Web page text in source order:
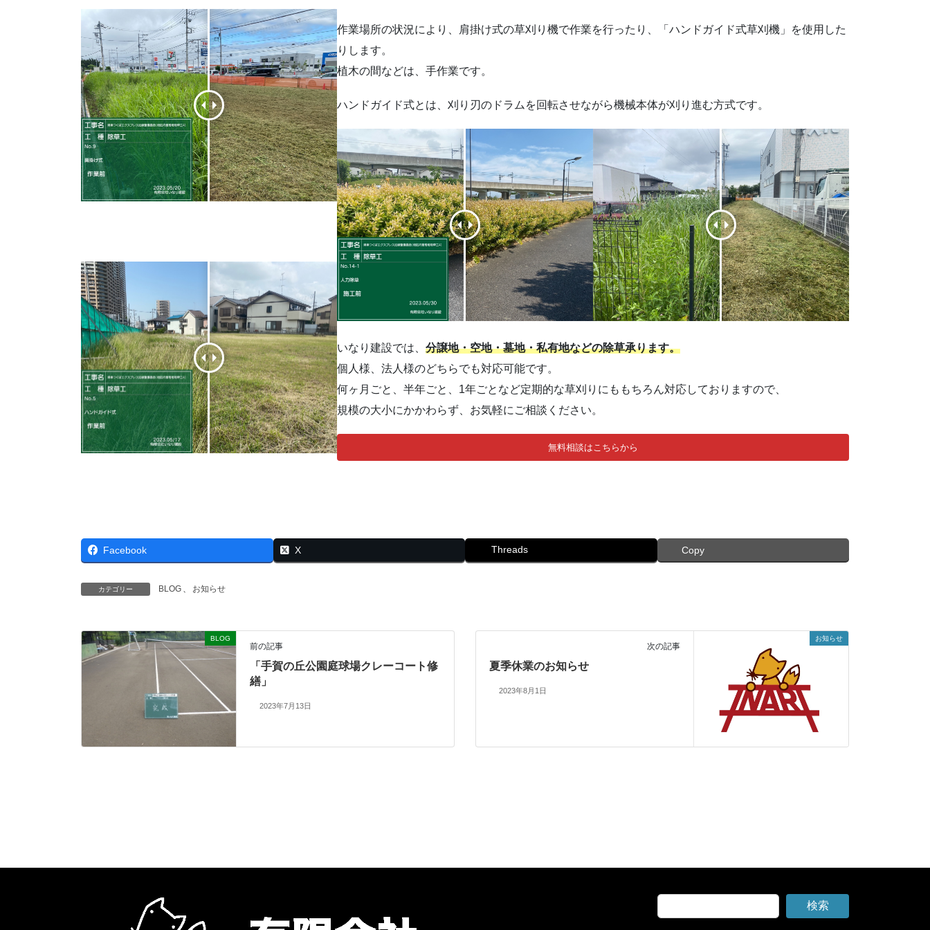
作業場所の状況により、肩掛け式の草刈り機で作業を行ったり、「ハンドガイド式草刈機」を使用した
りします。
植木の間などは、手作業です。
ハンドガイド式とは、刈り刃のドラムを回転させながら機械本体が刈り進む方式です。
いなり建設では、 分譲地・空地・墓地・私有地などの除草承ります。
個人様、法人様のどちらでも対応可能です。
何ヶ月ごと、半年ごと、1年ごとなど定期的な草刈りにももちろん対応しておりますので、
規模の大小にかかわらず、お気軽にご相談ください。
無料相談はこちらから
Facebook X Threads Copy
カテゴリー BLOG お知らせ
BLOG
前の記事
「手賀の丘公園庭球場クレーコート修
繕」
2023年7月13日
お知らせ
次の記事
夏季休業のお知らせ
2023年8月1日
検索